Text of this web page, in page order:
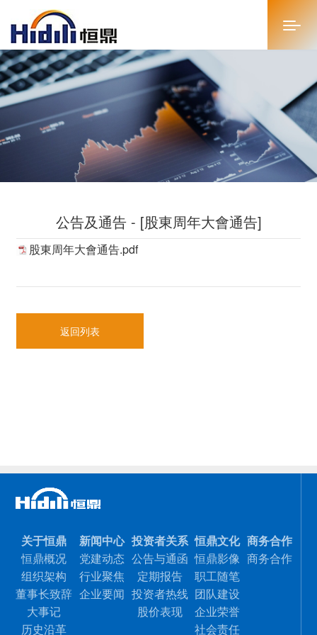
首页
关于恒鼎
新闻中心
恒鼎文化
商务合作
人才招聘
公告及通告 - [股東周年大會通告]
股東周年大會通告.pdf
返回列表
关于恒鼎
恒鼎概况
组织架构
董事长致辞
大事记
历史沿革
新闻中心
党建动态
行业聚焦
企业要闻
投资者关系
公告与通函
定期报告
投资者热线
股价表现
恒鼎文化
恒鼎影像
职工随笔
团队建设
企业荣誉
社会责任
商务合作
商务合作